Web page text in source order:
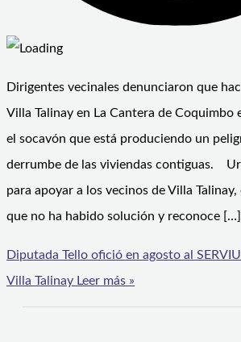
Dirigentes vecinales denunciaron que
Villa Talinay en La Cantera de Coquimbo
el socavón que está produciendo un
derrumbe de las viviendas contiguas.
para apoyar a los vecinos de Villa
que no ha habido solución y reconoce […]
Diputada Tello ofició en agosto al
Villa Talinay Leer más »